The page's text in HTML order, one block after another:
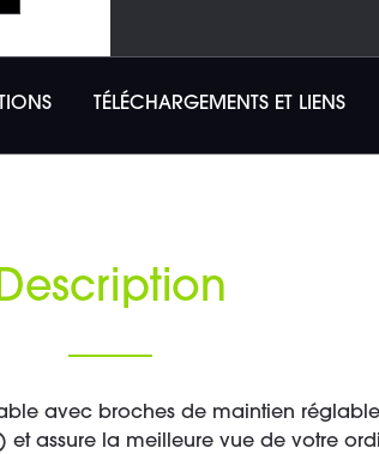
TÉLÉCHARGEMENTS ET LIENS
avec broches de maintien
et assure la meilleure vue de votre